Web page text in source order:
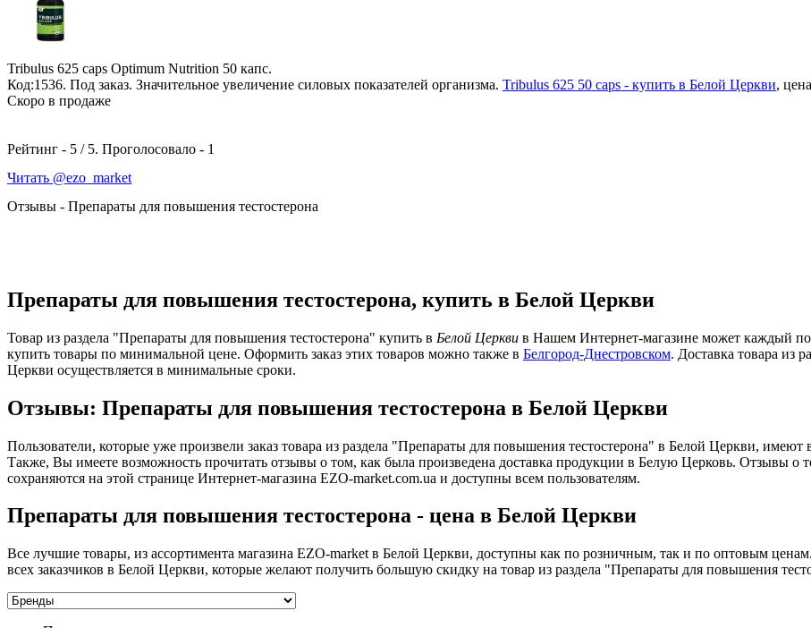
Tribulus 625 caps Optimum Nutrition 50 капс.
Код:1536. Под заказ. Значительное увеличение силовых показателей организма. Tribulus 625 50 caps - купить в Белой Церкви,
Скоро в продаже
Рейтинг - 5 / 5. Проголосовало - 1
Читать @ezo_market
Отзывы - Препараты для повышения тестостерона
Препараты для повышения тестостерона, купить в Белой Церкви
Товар из раздела "Препараты для повышения тестостерона" купить в Белой Церкви в Нашем Интернет-магазине может каждый
купить товары по минимальной цене. Оформить заказ этих товаров можно также в Белгород-Днестровском. Доставка товара из
Церкви осуществляется в минимальные сроки.
Отзывы: Препараты для повышения тестостерона в Белой Церкви
Пользователи, которые уже произвели заказ товара из раздела "Препараты для повышения тестостерона" в Белой Церкви,
Также, Вы имеете возможность прочитать отзывы о том, как была произведена доставка продукции в Белую Церковь. Отзывы о
сохраняются на этой странице Интернет-магазина EZO-market.com.ua и доступны всем пользователям.
Препараты для повышения тестостерона - цена в Белой Церкви
Все лучшие товары, из ассортимента магазина EZO-market в Белой Церкви, доступны как по розничным, так и по оптовым
всех заказчиков в Белой Церкви, которые желают получить большую скидку на товар из раздела "Препараты для повышения